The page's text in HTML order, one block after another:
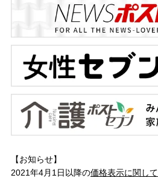
【お知らせ】
2021年4月1日以降の価格表示に関して